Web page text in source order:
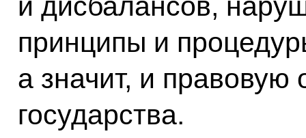
принципы и
а значит, и правовую
государства.